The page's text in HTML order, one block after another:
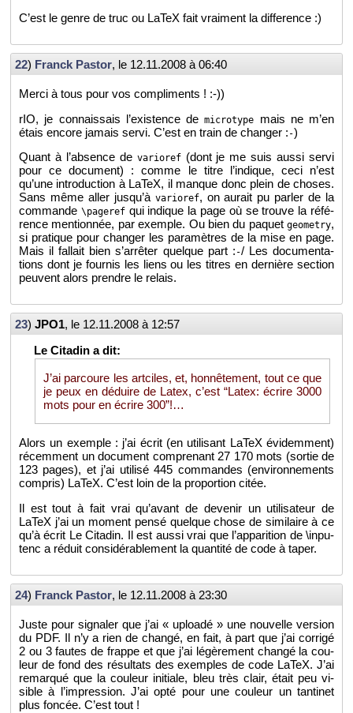
C’est le genre de truc ou LaTeX fait vrai­ment la dif­fe­rence :)
22) Franck Pas­tor, le 12.11.2008 à 06:40
Merci à tous pour vos com­pli­ments ! :-))
rIO, je connais­sais l’exis­tence demicrotype
mais ne m’en
étais en­core ja­mais servi. C’est en train de chan­ger : -)
Quant à l’ab­sence de varioref(dont je me suis aussi servi
pour ce do­cu­ment) : comme le titre l’in­dique, ceci n’est
qu’une in­tro­duc­tion à LaTeX, il manque donc plein de choses.
Sans même aller jus­qu’à varioref, on au­rait pu par­ler de la
com­mande \pagerefqui in­dique la page où se trouve la ré­fé­
rence men­tion­née, par exemple. Ou bien du pa­quet geometry,
si pra­tique pour chan­ger les pa­ra­mètres de la mise en page.
Mais il fal­lait bien s’ar­rê­ter quelque part : -/ Les do­cu­men­ta­
tions dont je four­nis les liens ou les titres en der­nière sec­tion
peuvent alors prendre le re­lais.
23) JPO1, le 12.11.2008 à 12:57
J’ai par­coure les art­ciles, et, hon­nê­te­ment, tout ce que
je peux en dé­duire de Latex, c’est “Latex: écrire 3000
mots pour en écrire 300”!…
Alors un exemple : j’ai écrit (en uti­li­sant LaTeX évi­dem­ment)
ré­cem­ment un do­cu­ment com­pre­nant 27 170 mots (sor­tie de
123 pages), et j’ai uti­lisé 445 com­mandes (en­vi­ron­ne­ments
com­pris) LaTeX. C’est loin de la pro­por­tion citée.
Il est tout à fait vrai qu’avant de de­ve­nir un uti­li­sa­teur de
LaTeX j’ai un mo­ment pensé quelque chose de si­mi­laire à ce
qu’à écrit Le Ci­ta­din. Il est aussi vrai que l’ap­pa­ri­tion de \in­pu­
tenc a ré­duit consi­dé­ra­ble­ment la quan­tité de code à taper.
24) Franck Pas­tor, le 12.11.2008 à 23:30
Juste pour si­gna­ler que j’ai « uploadé » une nou­velle ver­sion
du PDF. Il n’y a rien de changé, en fait, à part que j’ai cor­rigé
2 ou 3 fautes de frappe et que j’ai lé­gè­re­ment changé la cou­
leur de fond des ré­sul­tats des exemples de code LaTeX. J’ai
re­mar­qué que la cou­leur ini­tiale, bleu très clair, était peu vi­
sible à l’im­pres­sion. J’ai opté pour une cou­leur un tan­ti­net
plus fon­cée. C’est tout !